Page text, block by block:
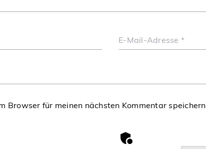
E-Mail-Adresse *
Browser für meinen nächsten Kommentar speichern.